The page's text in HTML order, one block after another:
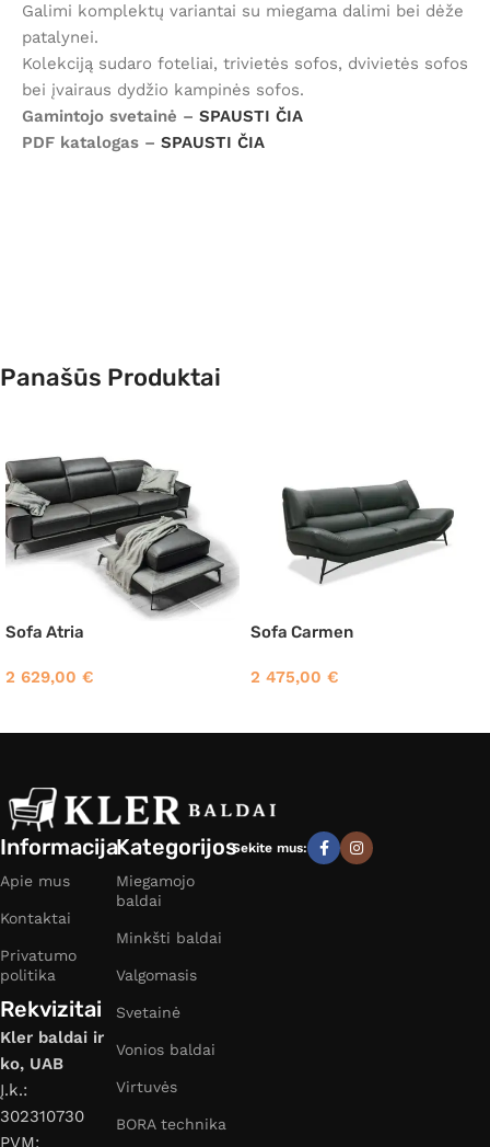
Galimi komplektų variantai su miegama dalimi bei dėže
patalynei.
Kolekciją sudaro foteliai, trivietės sofos, dvivietės sofos
bei įvairaus dydžio kampinės sofos.
Gamintojo svetainė – SPAUSTI ČIA
PDF katalogas – SPAUSTI ČIA
Panašūs Produktai
Sofa Atria
2 629,00 €
Sofa Carmen
2 475,00 €
Informacija
Apie mus
Kontaktai
Privatumo
politika
Rekvizitai
Kler baldai ir
ko, UAB
Į.k.:
302310730
PVM:
Kategorijos
Miegamojo
baldai
Minkšti baldai
Valgomasis
Svetainė
Vonios baldai
Virtuvės
BORA technika
Sekite mus: